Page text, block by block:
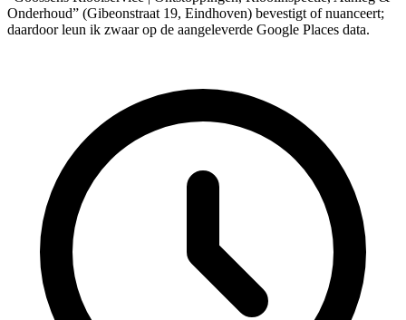
Onderhoud” (Gibeonstraat 19, Eindhoven) bevestigt of nuanceert;
daardoor leun ik zwaar op de aangeleverde Google Places data.